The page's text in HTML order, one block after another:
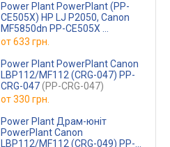
Power Plant PowerPlant (PP-
CE505X) HP LJ P2050, Canon
MF5850dn PP-CE505X
(CE505X, CRG-119II)
от633 грн.
Power Plant PowerPlant Canon
LBP112/MF112 (CRG-047) PP-
CRG-047(PP-CRG-047)
от330 грн.
Power Plant Драм-юніт
PowerPlant Canon
LBP112/MF112 (CRG-049) PP-